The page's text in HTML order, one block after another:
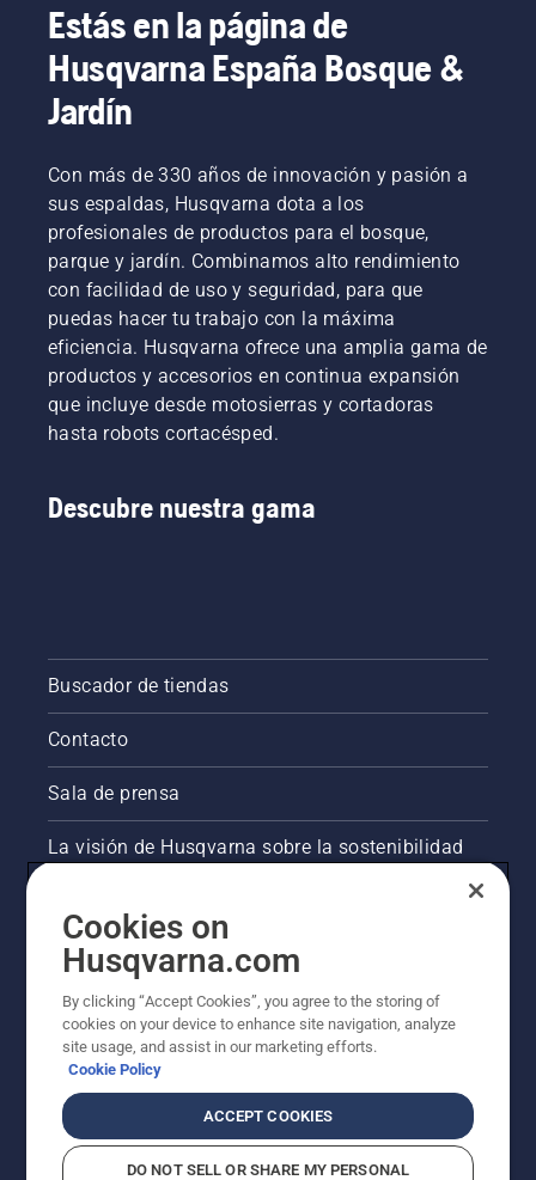
Estás en la página de
Husqvarna España Bosque &
Jardín
Con más de 330 años de innovación y pasión a
sus espaldas, Husqvarna dota a los
profesionales de productos para el bosque,
parque y jardín. Combinamos alto rendimiento
con facilidad de uso y seguridad, para que
puedas hacer tu trabajo con la máxima
eficiencia. Husqvarna ofrece una amplia gama de
productos y accesorios en continua expansión
que incluye desde motosierras y cortadoras
hasta robots cortacésped.
Descubre nuestra gama
Buscador de tiendas
Contacto
Sala de prensa
La visión de Husqvarna sobre la sostenibilidad
Otros sitios de Husqvarna
Cookies on
Husqvarna.com
By clicking “Accept Cookies”, you agree to the storing of
cookies on your device to enhance site navigation, analyze
site usage, and assist in our marketing efforts.
Cookie Policy
ACCEPT COOKIES
DO NOT SELL OR SHARE MY PERSONAL